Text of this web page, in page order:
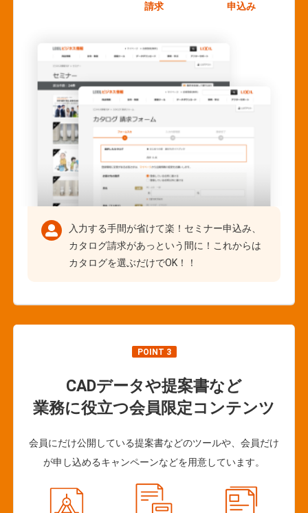
請求
申込み
入力する手間が省けて楽！セミナー申込み、
カタログ請求があっという間に！これからは
カタログを選ぶだけでOK！！
POINT 3
CADデータや提案書など
業務に役立つ会員限定コンテンツ
会員にだけ公開している提案書などのツールや、会員だけ
が申し込めるキャンペーンなどを用意しています。